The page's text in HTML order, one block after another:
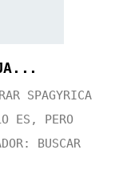
SPAGYRICA
ES, PERO
BUSCAR